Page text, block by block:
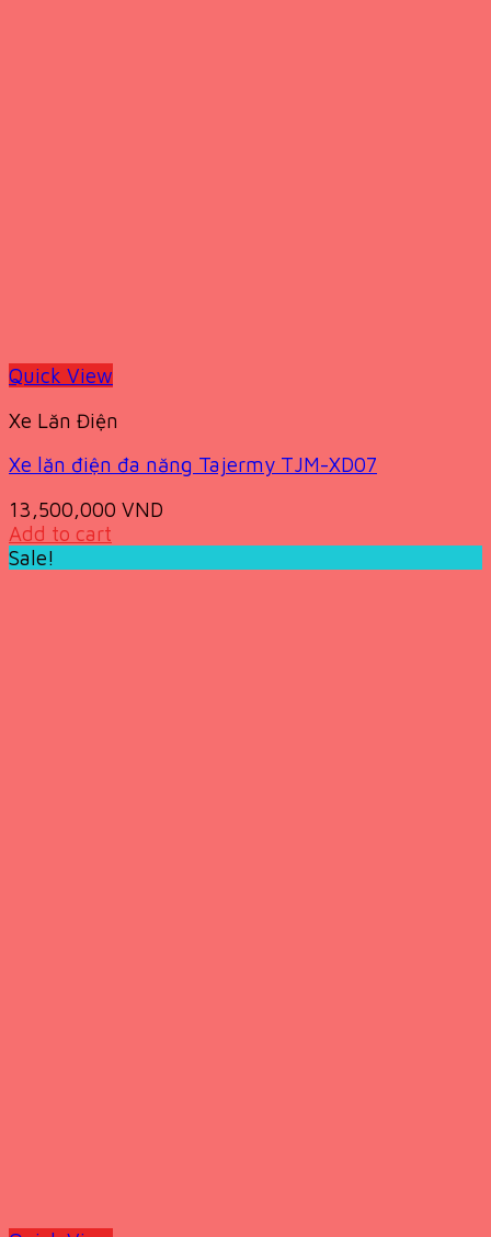
Quick View
Xe Lăn Điện
Xe lăn điện đa năng Tajermy TJM-XD07
13,500,000 VND
Add to cart
Sale!